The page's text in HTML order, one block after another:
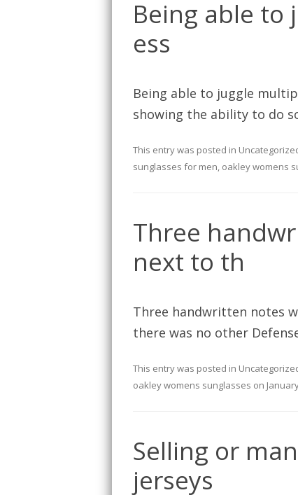
Being able to
ess
Being able to juggle
showing the ability to do
This entry was posted in
sunglasses for men, oakley womens
Three
next to th
Three handwritten notes
there was no other
This entry was posted in
oakley womens sunglasses on
Selling or
jerseys